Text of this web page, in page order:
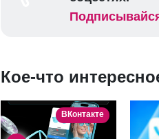
Кое-что
ВКонтакте